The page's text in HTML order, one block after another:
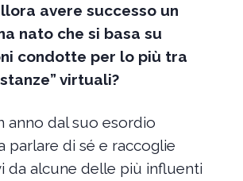
avere successo un
nato che si basa su
condotte per lo più tra
virtuali?
anno dal suo esordio
parlare di sé e raccoglie
da alcune delle più influenti